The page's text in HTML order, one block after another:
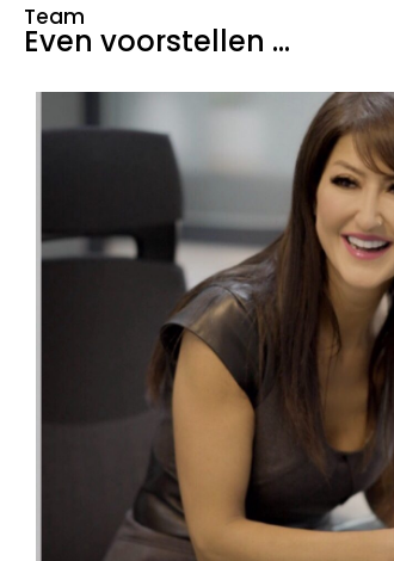
Team
Even voorstellen ...